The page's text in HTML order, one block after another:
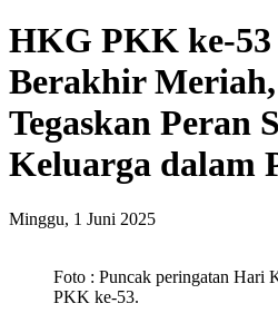
HKG PKK ke-
Berakhir
Tegaskan Peran
Keluarga dalam
Minggu, 1 Juni 2025
Foto : Puncak peringatan Hari
PKK ke-53.